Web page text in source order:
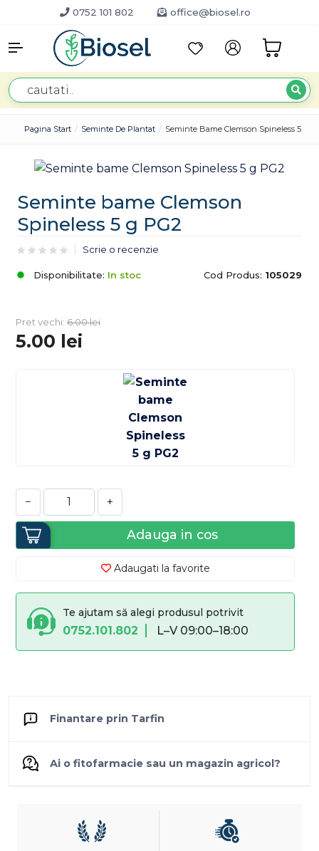
0752 101 802 office@biosel.ro
Pagina Start Seminte De Plantat Seminte Bame Clemson Spineless 5 G
Seminte bame Clemson
Spineless 5 g PG2
Scrie o recenzie
Disponibilitate: In stoc Cod Produs: 105029
Pret vechi: 6.00lei
5.00 lei
− +
Adauga in cos
Adaugati la favorite
Te ajutam să alegi produsul potrivit
0752.101.802 L–V 09:00–18:00
Finantare prin Tarfin
Ai o fitofarmacie sau un magazin agricol?